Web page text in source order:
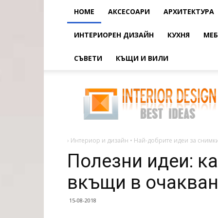
HOME АКСЕСОАРИ АРХИТЕКТУРА
ИНТЕРИОРЕН ДИЗАЙН КУХНЯ
СЪВЕТИ КЪЩИ И ВИЛИ
идеи:
какво
да
правите
вкъщи
на
пролетта
› Интериор и дизайн • Най-добрите идеи за
Полезни идеи:
вкъщи в
15-08-2018